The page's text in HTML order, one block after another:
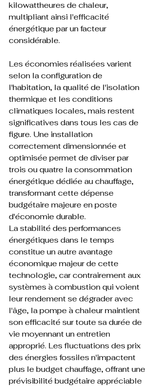
kilowattheures de chaleur,
multipliant ainsi l'efficacité
énergétique par un facteur
considérable.
Les économies réalisées varient
selon la configuration de
l'habitation, la qualité de l'isolation
thermique et les conditions
climatiques locales, mais restent
significatives dans tous les cas de
figure. Une installation
correctement dimensionnée et
optimisée permet de diviser par
trois ou quatre la consommation
énergétique dédiée au chauffage,
transformant cette dépense
budgétaire majeure en poste
d'économie durable.
La stabilité des performances
énergétiques dans le temps
constitue un autre avantage
économique majeur de cette
technologie, car contrairement aux
systèmes à combustion qui voient
leur rendement se dégrader avec
l'âge, la pompe à chaleur maintient
son efficacité sur toute sa durée de
vie moyennant un entretien
approprié. Les fluctuations des prix
des énergies fossiles n'impactent
plus le budget chauffage, offrant une
prévisibilité budgétaire appréciable